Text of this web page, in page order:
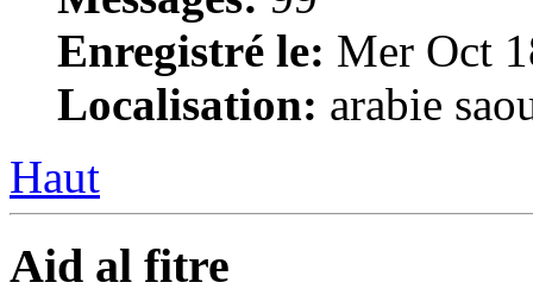
Enregistré le: Mer Oct
Localisation: arabie
Haut
Aid al fitre